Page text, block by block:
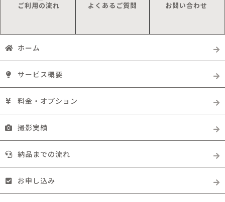
ご利用の流れ よくあるご質問 お問い合わせ
ホーム
サービス概要
料金・オプション
撮影実績
納品までの流れ
お申し込み